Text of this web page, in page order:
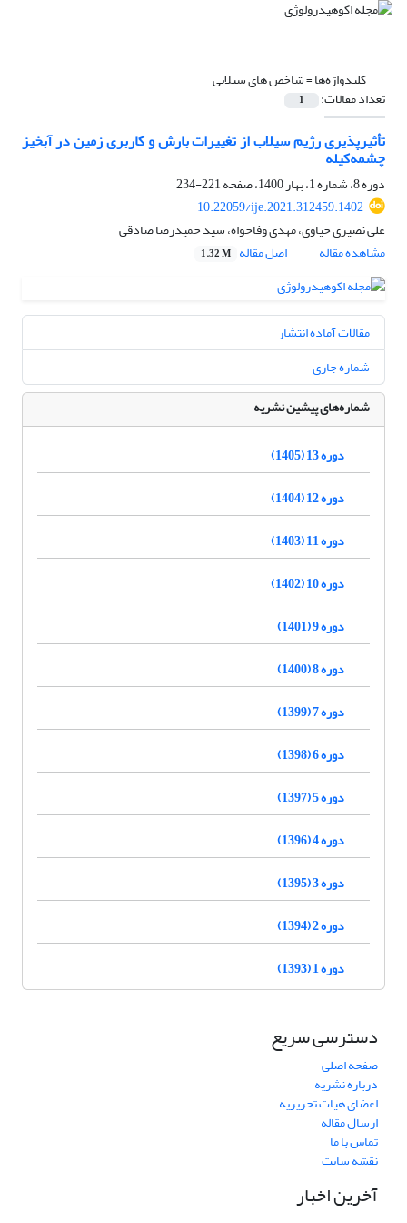
کلیدواژه‌ها =شاخص ‏های سیلابی
تعداد مقالات: 1
تأثیرپذیری رژیم سیلاب از تغییرات بارش و کاربری زمین در آبخیز
چشمه‌کیله
دوره 8، شماره 1، بهار 1400، صفحه
221-234
10.22059/ije.2021.312459.1402
علی نصیری خیاوی، مهدی وفاخواه، سید حمیدرضا صادقی
مشاهده مقاله
اصل مقاله 1.32 M
مقالات آماده انتشار
شماره جاری
شماره‌های پیشین نشریه
دوره 13 (1405)
دوره 12 (1404)
دوره 11 (1403)
دوره 10 (1402)
دوره 9 (1401)
دوره 8 (1400)
دوره 7 (1399)
دوره 6 (1398)
دوره 5 (1397)
دوره 4 (1396)
دوره 3 (1395)
دوره 2 (1394)
دوره 1 (1393)
دسترسی سریع
صفحه اصلی
درباره نشریه
اعضای هیات تحریریه
ارسال مقاله
تماس با ما
نقشه سایت
آخرین اخبار